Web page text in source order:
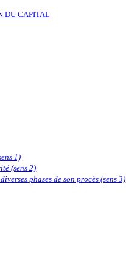
DU CAPITAL
1)
(sens 2)
phases de son procès (sens 3)